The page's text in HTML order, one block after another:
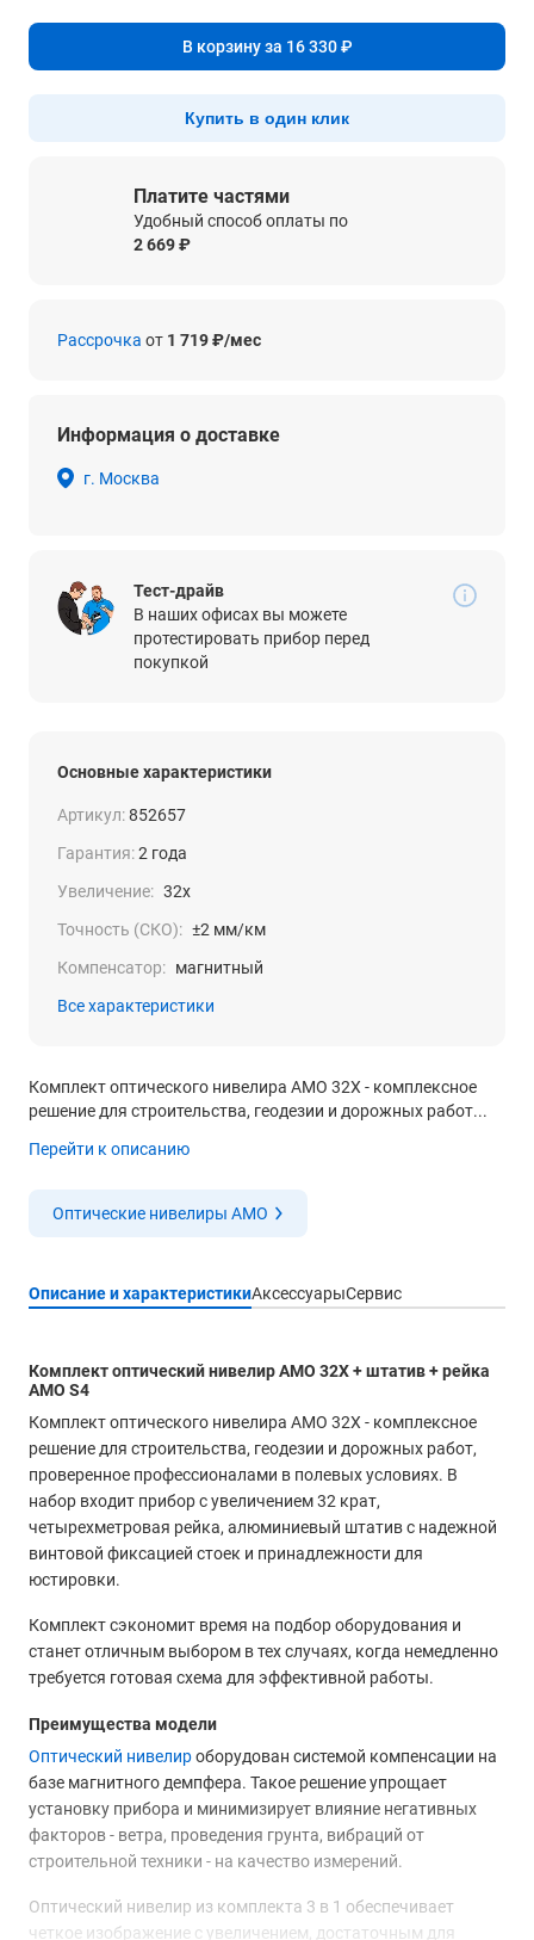
В корзину за 16 330 ₽
Купить в один клик
Платите частями
Удобный способ оплаты по
2 669 ₽
Рассрочка от 1 719 ₽/мес
Информация о доставке
г. Москва
Тест-драйв
В наших офисах вы можете
протестировать прибор перед
покупкой
Основные характеристики
Артикул:852657
Гарантия:2 года
Увеличение: 32x
Точность (СКО): ±2 мм/км
Компенсатор: магнитный
Все характеристики
Комплект оптического нивелира AMO 32X - комплексное
решение для строительства, геодезии и дорожных работ...
Перейти к описанию
Оптические нивелиры AMO
Описание и характеристикиАксессуарыСервис
Комплект оптический нивелир AMO 32X + штатив + рейка
AMO S4
Комплект оптического нивелира AMO 32X - комплексное
решение для строительства, геодезии и дорожных работ,
проверенное профессионалами в полевых условиях. В
набор входит прибор с увеличением 32 крат,
четырехметровая рейка, алюминиевый штатив с надежной
винтовой фиксацией стоек и принадлежности для
юстировки.
Комплект сэкономит время на подбор оборудования и
станет отличным выбором в тех случаях, когда немедленно
требуется готовая схема для эффективной работы.
Преимущества модели
Оптический нивелироборудован системой компенсации на
базе магнитного демпфера. Такое решение упрощает
установку прибора и минимизирует влияние негативных
факторов - ветра, проведения грунта, вибраций от
строительной техники - на качество измерений.
Оптический нивелир из комплекта 3 в 1 обеспечивает
четкое изображение с увеличением, достаточным для